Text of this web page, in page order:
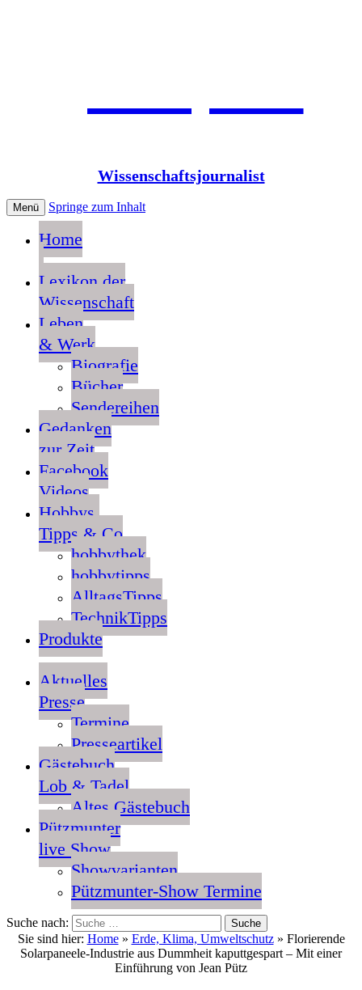
Jean Pütz
Wissenschaftsjournalist
Menü Springe zum Inhalt
Home
Lexikon der
Wissenschaft
Leben
& Werk
Biografie
Bücher
Sendereihen
Gedanken
zur Zeit
Facebook
Videos
Hobbys,
Tipps & Co
hobbythek
hobbytipps
AlltagsTipps
TechnikTipps
Produkte
Aktuelles
Presse
Termine
Presseartikel
Gästebuch
Lob & Tadel
Altes Gästebuch
Pützmunter
live Show
Showvarianten
Pützmunter-Show Termine
Suche nach:
Sie sind hier: Home» Erde, Klima, Umweltschutz» Florierende
Solarpaneele-Industrie aus Dummheit kaputtgespart – Mit einer
Einführung von Jean Pütz